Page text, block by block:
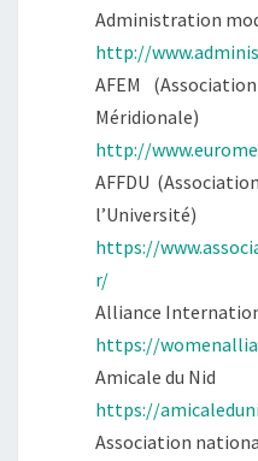
Administration
http://
AFEM
Méridionale)
http://
AFFDU
l’Université)
https://
r/
Alliance
https://
Amicale du Nid
https://
Association